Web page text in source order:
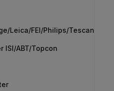
Leica/FEI/Philips/Tescan
ISI/ABT/Topcon